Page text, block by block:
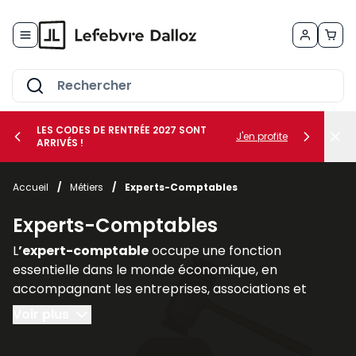
le sous-menu Vos métiers
le sous-menu Vos besoins
LES CODES DE RENTRÉE 2027 SONT
ARRIVÉS !
J'en profite
Accueil / Métiers / Experts-Comptables
Experts-Comptables
L’expert-comptableoccupe une fonction
essentielle dans le monde économique, en
accompagnant les entreprises, associations et
professions libérales dans la
obligations comptables, fiscales, sociales et